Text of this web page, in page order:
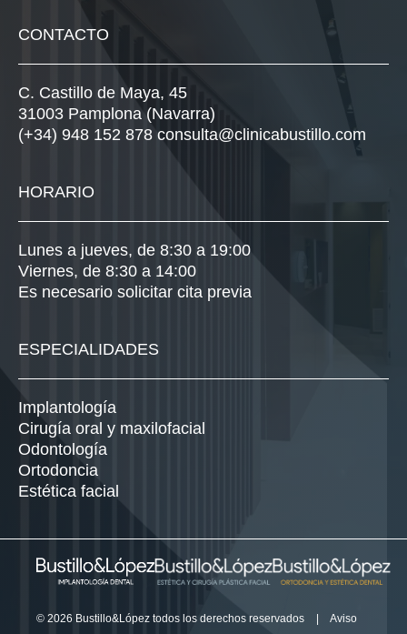
CONTACTO
C. Castillo de Maya, 45
31003 Pamplona (Navarra)
(+34) 948 152 878 consulta@clinicabustillo.com
HORARIO
Lunes a jueves, de 8:30 a 19:00
Viernes, de 8:30 a 14:00
Es necesario solicitar cita previa
ESPECIALIDADES
Implantología
Cirugía oral y maxilofacial
Odontología
Ortodoncia
Estética facial
© 2026 Bustillo&López todos los derechos reservados |
Aviso